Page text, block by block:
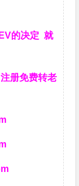
的决定就
册免费转老